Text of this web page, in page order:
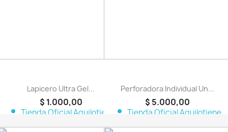
Lapicero Ultra Gel...
$ 1.000,00
person Tienda Oficial Aquilotiene
Perforadora Individual Un...
$ 5.000,00
person Tienda Oficial Aquilotiene